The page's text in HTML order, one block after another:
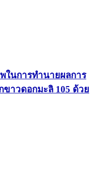
ในการทำนายผลการ
ขาวดอกมะลิ 105 ด้วย